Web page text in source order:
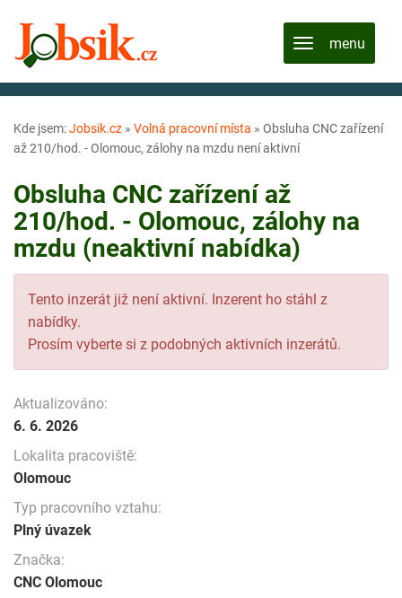
Kde jsem:Jobsik.cz » Volná pracovní místa » Obsluha CNC zařízení
až 210/hod. - Olomouc, zálohy na mzdu není aktivní
Obsluha CNC zařízení až
210/hod. - Olomouc, zálohy na
mzdu (neaktivní nabídka)
Tento inzerát již není aktivní. Inzerent ho stáhl z
nabídky.
Prosím vyberte si z podobných aktivních inzerátů.
Aktualizováno:
6. 6. 2026
Lokalita pracoviště:
Olomouc
Typ pracovního vztahu:
Plný úvazek
Značka:
CNC Olomouc